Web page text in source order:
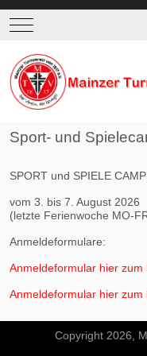
Mobile Menu Toggle
Sport- und
SPORT und SPIELE
vom 3. bis 7. August 2026
(letzte Ferienwoche MO-
Anmeldeformulare:
Anmeldeformular hier zum
Anmeldeformular hier zum
Copyright 2026,